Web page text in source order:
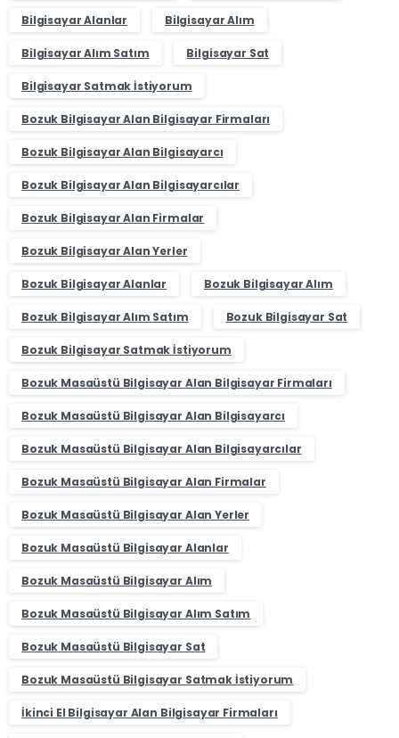
Bilgisayar Alanlar Bilgisayar Alım
Bilgisayar Alım Satım Bilgisayar Sat
Bilgisayar Satmak İstiyorum
Bozuk Bilgisayar Alan Bilgisayar Firmaları
Bozuk Bilgisayar Alan Bilgisayarcı
Bozuk Bilgisayar Alan Bilgisayarcılar
Bozuk Bilgisayar Alan Firmalar
Bozuk Bilgisayar Alan Yerler
Bozuk Bilgisayar Alanlar Bozuk Bilgisayar Alım
Bozuk Bilgisayar Alım Satım Bozuk Bilgisayar Sat
Bozuk Bilgisayar Satmak İstiyorum
Bozuk Masaüstü Bilgisayar Alan Bilgisayar Firmaları
Bozuk Masaüstü Bilgisayar Alan Bilgisayarcı
Bozuk Masaüstü Bilgisayar Alan Bilgisayarcılar
Bozuk Masaüstü Bilgisayar Alan Firmalar
Bozuk Masaüstü Bilgisayar Alan Yerler
Bozuk Masaüstü Bilgisayar Alanlar
Bozuk Masaüstü Bilgisayar Alım
Bozuk Masaüstü Bilgisayar Alım Satım
Bozuk Masaüstü Bilgisayar Sat
Bozuk Masaüstü Bilgisayar Satmak İstiyorum
İkinci El Bilgisayar Alan Bilgisayar Firmaları